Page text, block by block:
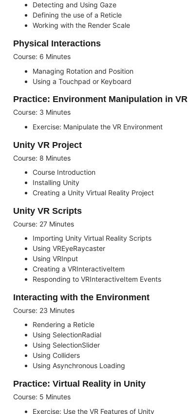
Detecting and Using Gaze
Defining the use of a Reticle
Working with the Render Scale
Physical Interactions
Course: 6 Minutes
Managing Rotation and Position
Using a Touchpad or Keyboard
Practice: Environment Manipulation in VR
Course: 3 Minutes
Exercise: Manipulate the VR Environment
Unity VR Project
Course: 8 Minutes
Course Introduction
Installing Unity
Creating a Unity Virtual Reality Project
Unity VR Scripts
Course: 27 Minutes
Importing Unity Virtual Reality Scripts
Using VREyeRaycaster
Using VRInput
Creating a VRInteractiveItem
Responding to VRInteractiveItem Events
Interacting with the Environment
Course: 23 Minutes
Rendering a Reticle
Using SelectionRadial
Using SelectionSlider
Using Colliders
Using Asynchronous Loading
Practice: Virtual Reality in Unity
Course: 5 Minutes
Exercise: Use the VR Features of Unity